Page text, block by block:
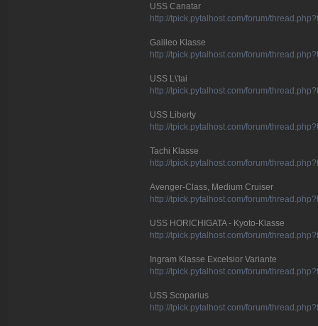
USS Canatar
http://tpick.pytalhost.com/forum/
Galileo Klasse
http://tpick.pytalhost.com/forum/
USS L\'tai
http://tpick.pytalhost.com/forum/
USS Liberty
http://tpick.pytalhost.com/forum/
Tachi Klasse
http://tpick.pytalhost.com/forum/
Avenger-Class, Medium Cruiser
http://tpick.pytalhost.com/forum/
USS HORICHIGATA - Kyoto-Klasse
http://tpick.pytalhost.com/forum/
Ingram Klasse Excelsior Variante
http://tpick.pytalhost.com/forum/
USS Scoparius
http://tpick.pytalhost.com/forum/